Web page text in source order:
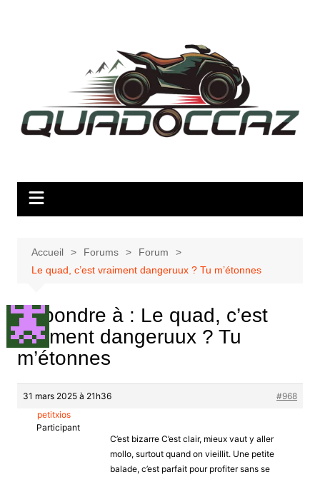
Accueil Forums
Forum
Le quad, c’est vraiment dangeruux ? Tu m’étonnes
Répondre à : Le quad, c’est
vraiment dangeruux ? Tu
m’étonnes
31 mars 2025 à 21h36
#968
petitxios
Participant
C’est bizarre C’est clair, mieux vaut y aller
mollo, surtout quand on vieillit. Une petite
balade, c’est parfait pour profiter sans se